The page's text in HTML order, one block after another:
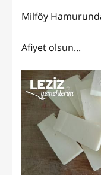
Milföy
Afiyet olsun...